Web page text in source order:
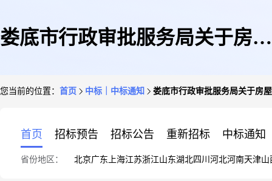
娄底市行政审批服务局关于房屋
您当前的位置： 首页 中标｜中标通知 娄底市行政审批服务局关于房
首页 招标预告 招标公告 重新招标 中标通知
省份地区： 北京广东 上海江苏浙江山东湖北四川 河北河南天津山